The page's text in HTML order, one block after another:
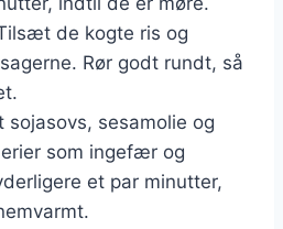
de kogte ris og
Rør godt rundt, så
sesamolie og
som ingefær og
et par minutter,